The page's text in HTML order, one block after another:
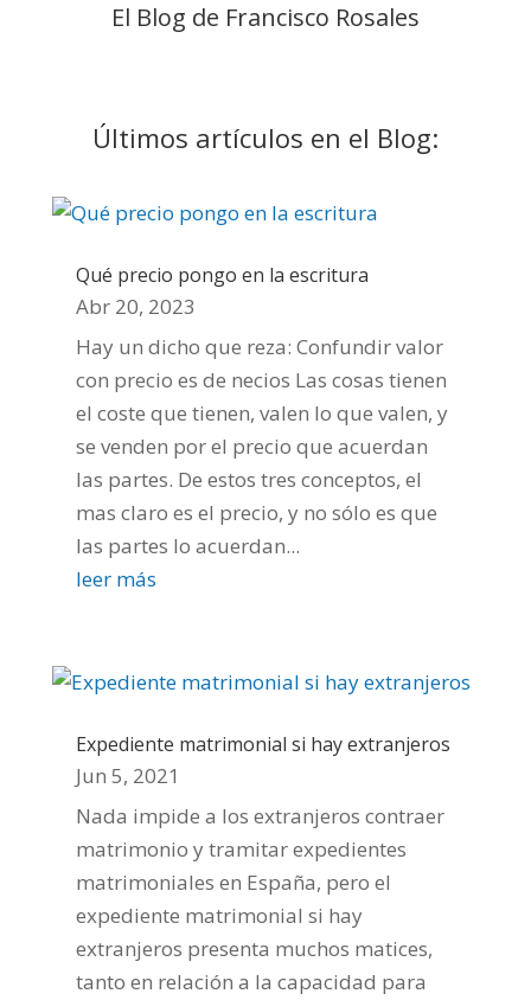
El Blog de Francisco Rosales
Últimos artículos en el Blog:
Qué precio pongo en la escritura
Abr 20, 2023
Hay un dicho que reza: Confundir valor
con precio es de necios Las cosas tienen
el coste que tienen, valen lo que valen, y
se venden por el precio que acuerdan
las partes. De estos tres conceptos, el
mas claro es el precio, y no sólo es que
las partes lo acuerdan...
leer más
Expediente matrimonial si hay extranjeros
Jun 5, 2021
Nada impide a los extranjeros contraer
matrimonio y tramitar expedientes
matrimoniales en España, pero el
expediente matrimonial si hay
extranjeros presenta muchos matices,
tanto en relación a la capacidad para